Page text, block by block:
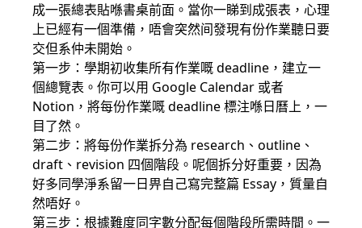
成一張總表貼喺書桌前面。當你一睇到成張表，心理
上已經有一個準備，唔會突然间發現有份作業聽日要
交但系仲未開始。
第一步：學期初收集所有作業嘅 deadline，建立一
個總覽表。你可以用 Google Calendar 或者
Notion，將每份作業嘅 deadline 標注喺日曆上，一
目了然。
第二步：將每份作業拆分為 research、outline、
draft、revision 四個階段。呢個拆分好重要，因為
好多同學淨系留一日畀自己寫完整篇 Essay，質量自
然唔好。
第三步：根據難度同字數分配每個階段所需時間。一